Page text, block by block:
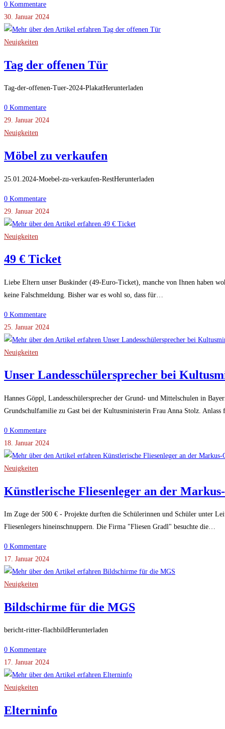
0 Kommentare
30. Januar 2024
Neuigkeiten
Tag der offenen Tür
Tag-der-offenen-Tuer-2024-PlakatHerunterladen
0 Kommentare
29. Januar 2024
Neuigkeiten
Möbel zu verkaufen
25.01.2024-Moebel-zu-verkaufen-RestHerunterladen
0 Kommentare
29. Januar 2024
Neuigkeiten
49 € Ticket
Liebe Eltern unser Buskinder (49-Euro-Ticket), manche von Ihnen haben
keine Falschmeldung. Bisher war es wohl so, dass für…
0 Kommentare
25. Januar 2024
Neuigkeiten
Unser Landesschülersprecher bei
Hannes Göppl, Landesschülersprecher der Grund- und Mittelschulen in
Grundschulfamilie zu Gast bei der Kultusministerin Frau Anna Stolz. Anlass
0 Kommentare
18. Januar 2024
Neuigkeiten
Künstlerische Fliesenleger an der
Im Zuge der 500 € - Projekte durften die Schülerinnen und Schüler unter
Fliesenlegers hineinschnuppern. Die Firma "Fliesen Gradl" besuchte die…
0 Kommentare
17. Januar 2024
Neuigkeiten
Bildschirme für die MGS
bericht-ritter-flachbildHerunterladen
0 Kommentare
17. Januar 2024
Neuigkeiten
Elterninfo